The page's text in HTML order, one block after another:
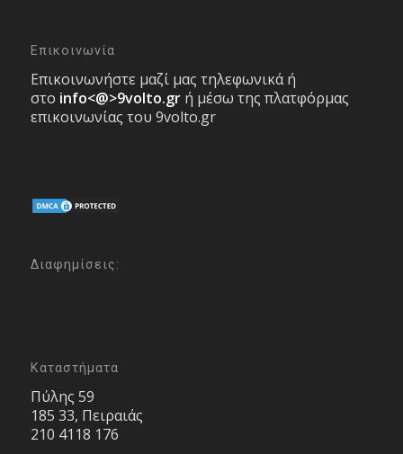
Επικοινωνία
Επικοινωνήστε μαζί μας τηλεφωνικά ή
στο info<@>9volto.gr ή μέσω της πλατφόρμας
επικοινωνίας του 9volto.gr
Διαφημίσεις:
Καταστήματα
Πύλης 59
185 33, Πειραιάς
210 4118 176